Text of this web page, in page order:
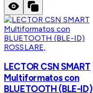
ROSSLARE,
LECTOR CSN SMART
Multiformatos con
BLUETOOTH (BLE-ID)